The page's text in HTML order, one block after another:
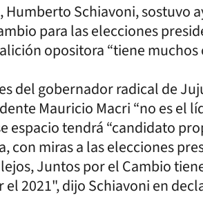
Schiavoni, sostuvo
para las elecciones
opositora “tiene muchos
del gobernador radical de
Mauricio Macri “no es el
espacio tendrá “candidato
con miras a las elecciones
Juntos por el Cambio
2021", dijo Schiavoni en